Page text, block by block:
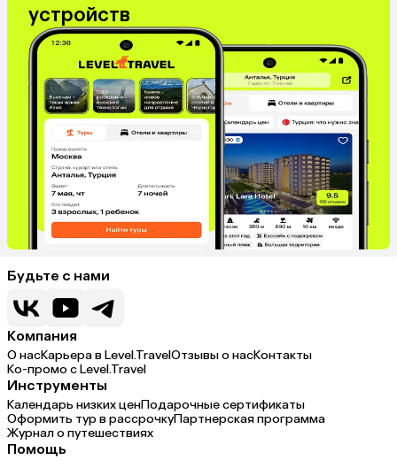
устройств
Будьте с нами
Компания
О насКарьера в Level.TravelОтзывы о насКонтакты
Ко-промо с Level.Travel
Инструменты
Календарь низких ценПодарочные сертификаты
Оформить тур в рассрочкуПартнерская программа
Журнал о путешествиях
Помощь